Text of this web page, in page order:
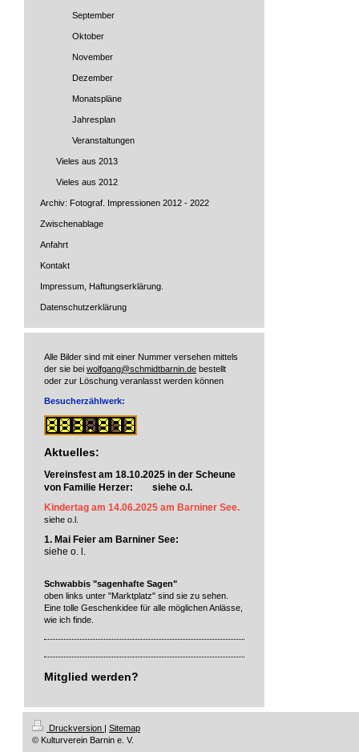
September
Oktober
November
Dezember
Monatspläne
Jahresplan
Veranstaltungen
Vieles aus 2013
Vieles aus 2012
Archiv: Fotograf. Impressionen 2012 - 2022
Zwischenablage
Anfahrt
Kontakt
Impressum, Haftungserklärung.
Datenschutzerklärung
Alle Bilder sind mit einer Nummer versehen mittels
der sie bei wolfgang@schmidtbarnin.de bestellt
oder zur Löschung veranlasst werden können
Besucherzählwerk:
Aktuelles:
Vereinsfest am 18.10.2025 in der Scheune
von Familie Herzer: siehe o.l.
Kindertag am 14.06.2025 am Barniner See.
siehe o.l.
1. Mai Feier am Barniner See:
siehe o. l.
Schwabbis "sagenhafte Sagen"
oben links unter "Marktplatz" sind sie zu sehen.
Eine tolle Geschenkidee für alle möglichen Anlässe,
wie ich finde.
Mitglied werden?
Druckversion | Sitemap
© Kulturverein Barnin e. V.